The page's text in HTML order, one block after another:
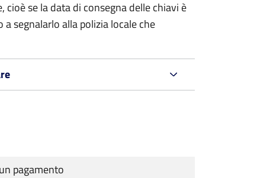
se la data di consegna delle chiavi è
segnalarlo alla polizia locale che
pagamento